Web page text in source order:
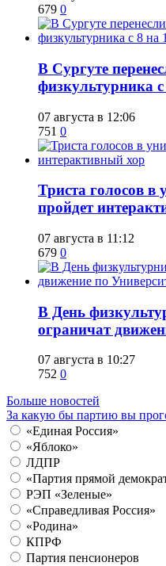
679 0
​В Сургуте
физкультурника с
07 августа в 12:06
751 0
​Триста голосов в
пройдет
07 августа в 11:12
679 0
​В День
ограничат
07 августа в 10:27
752 0
Больше новостей
За какую бы партию вы
«Единая Россия»
«Яблоко»
ЛДПР
«Партия прямой
РЭП «Зеленые»
«Справедливая Россия»
«Родина»
КПРФ
Партия пенсионеров